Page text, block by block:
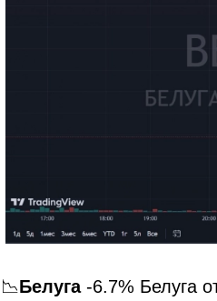
📉Белуга-6.7% Белуга